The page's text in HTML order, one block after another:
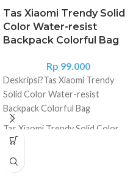
Tas Xiaomi Trendy Solid
Color Water-resist
Backpack Colorful Bag
Rp 99.000
Deskripsi?Tas Xiaomi Trendy
Solid Color Water-resist
Backpack Colorful Bag
Tas Xiaomi Trendy Solid Color
Water-resist Backpack Colorful
Bag